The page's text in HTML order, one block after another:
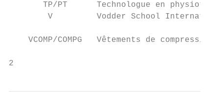
TP/PT      Technologue en
V         Vodder School
VCOMP/COMPG   Vêtements de
2